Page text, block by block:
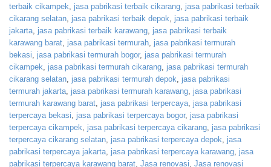
terbaik cikampek
jasa pabrikasi terbaik cikarang jasa pabrikasi terbaik
cikarang selatan jasa pabrikasi terbaik depok
jasa pabrikasi terbaik
jakarta jasa pabrikasi terbaik karawang jasa pabrikasi terbaik
karawang barat jasa pabrikasi termurah jasa pabrikasi termurah
bekasi
jasa pabrikasi termurah bogor, jasa pabrikasi termurah
cikampek
jasa pabrikasi termurah cikarang jasa pabrikasi termurah
cikarang selatan jasa pabrikasi termurah depok
jasa pabrikasi
termurah jakarta jasa pabrikasi termurah karawang jasa pabrikasi
termurah karawang barat jasa pabrikasi terpercaya jasa pabrikasi
terpercaya bekasi
jasa pabrikasi terpercaya bogor, jasa pabrikasi
terpercaya cikampek
jasa pabrikasi terpercaya cikarang jasa pabrikasi
terpercaya cikarang selatan jasa pabrikasi terpercaya depok
jasa
pabrikasi terpercaya jakarta jasa pabrikasi terpercaya karawang jasa
pabrikasi terpercaya karawang barat Jasa renovasi Jasa renovasi